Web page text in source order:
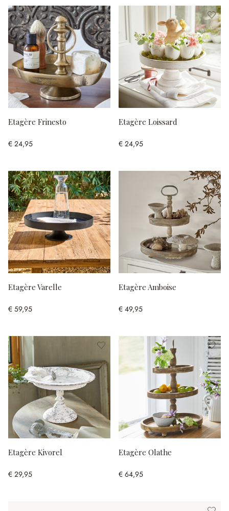
Etagère Frinesto
€ 24,95
Etagère Loissard
€ 24,95
Etagère Varelle
€ 59,95
Etagère Amboise
€ 49,95
Etagère Kivorel
€ 29,95
Etagère Olathe
€ 64,95